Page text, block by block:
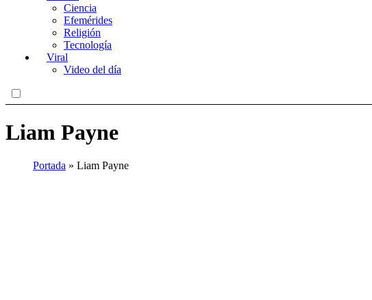
Ciencia
Efemérides
Religión
Tecnología
Viral
Video del día
Liam Payne
Portada » Liam Payne